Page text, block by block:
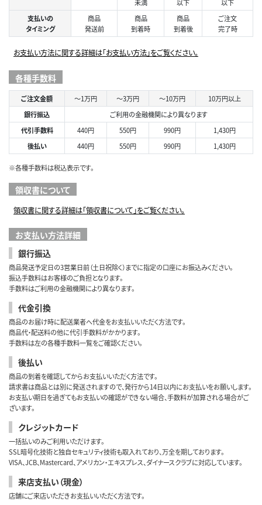
未満
以下
以下
支払いの
タイミング
商品
発送前
商品
到着時
商品
到着後
ご注文
完了時
お支払い方法に関する詳細は「お支払い方法」をご覧ください。
各種手数料
ご注文金額 ～1万円 ～3万円 ～10万円
10万円以上
銀行振込
ご利用の金融機関により異なります
代引手数料
440円 550円 990円
1,430円
後払い
440円 550円 990円 1,430円
※各種手数料は税込表示です。
領収書について
領収書に関する詳細は「領収書について」をご覧ください。
お支払い方法詳細
銀行振込
商品発送予定日の3営業日前（土日祝除く）までに指定の口座にお振込みください。
振込手数料はお客様のご負担となります。
手数料はご利用の金融機関により異なります。
代金引換
商品のお届け時に配送業者へ代金をお支払いいただく方法です。
商品代・配送料の他に代引手数料がかかります。
手数料は左の各種手数料一覧をご確認ください。
後払い
商品の到着を確認してからお支払いいただく方法です。
請求書は商品とは別に発送されますので、発行から14日以内にお支払いをお願いします。
お支払い期日を過ぎてもお支払いの確認ができない場合、手数料が加算される場合がご
ざいます。
クレジットカード
一括払いのみご利用いただけます。
SSL暗号化技術と独自セキュリティ技術も取入れており、万全を期しております。
VISA、JCB、Mastercard、アメリカン・エキスプレス、ダイナースクラブに対応しています。
来店支払い（現金）
店舗にご来店いただきお支払いいただく方法です。